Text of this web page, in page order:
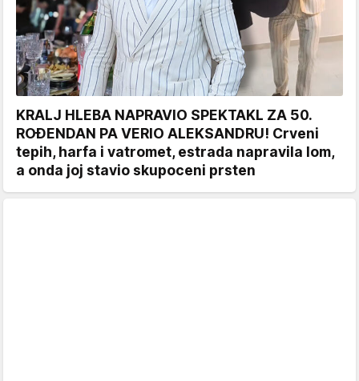
KRALJ HLEBA NAPRAVIO SPEKTAKL ZA 50.
ROĐENDAN PA VERIO ALEKSANDRU! Crveni
tepih, harfa i vatromet, estrada napravila lom,
a onda joj stavio skupoceni prsten